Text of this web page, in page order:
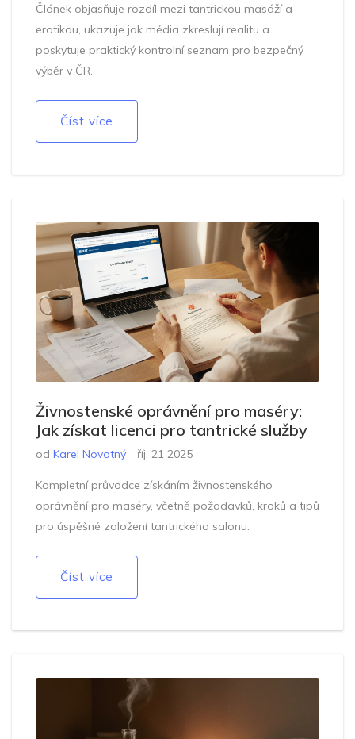
Článek objasňuje rozdíl mezi tantrickou masáží a
erotikou, ukazuje jak média zkreslují realitu a
poskytuje praktický kontrolní seznam pro bezpečný
výběr v ČR.
Číst více
Živnostenské oprávnění pro maséry:
Jak získat licenci pro tantrické služby
od Karel Novotný říj, 21 2025
Kompletní průvodce získáním živnostenského
oprávnění pro maséry, včetně požadavků, kroků a tipů
pro úspěšné založení tantrického salonu.
Číst více